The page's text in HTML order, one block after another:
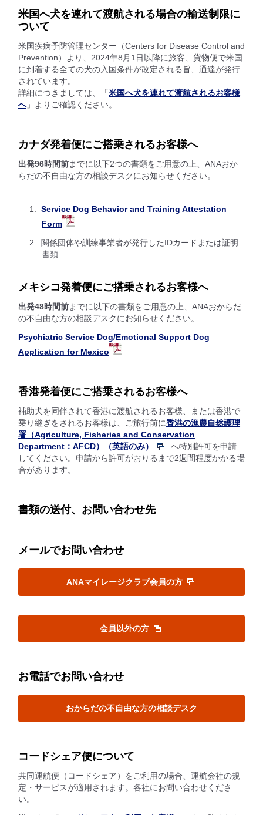
米国へ犬を連れて渡航される場合の輸送制限に
ついて
米国疾病予防管理センター（Centers for Disease Control and
Prevention）より、2024年8月1日以降に旅客、貨物便で米国
に到着する全ての犬の入国条件が改定される旨、通達が発行
されています。
詳細につきましては、「 米国へ犬を連れて渡航されるお客様
へ」よりご確認ください。
カナダ発着便にご搭乗されるお客様へ
出発96時間前までに以下2つの書類をご用意の上、ANAおか
らだの不自由な方の相談デスクにお知らせください。
Service Dog Behavior and Training Attestation
Form
関係団体や訓練事業者が発行したIDカードまたは証明
書類
メキシコ発着便にご搭乗されるお客様へ
出発48時間前までに以下の書類をご用意の上、ANAおからだ
の不自由な方の相談デスクにお知らせください。
Psychiatric Service Dog/Emotional Support Dog
Application for Mexico
香港発着便にご搭乗されるお客様へ
補助犬を同伴されて香港に渡航されるお客様、または香港で
乗り継ぎをされるお客様は、ご旅行前に香港の漁農自然護理
署（Agriculture, Fisheries and Conservation
Department：AFCD）（英語のみ）
へ特別許可を申請
してください。申請から許可がおりるまで2週間程度かかる場
合があります。
書類の送付、お問い合わせ先
メールでお問い合わせ
ANAマイレージクラブ会員の方
会員以外の方
お電話でお問い合わせ
おからだの不自由な方の相談デスク
コードシェア便について
共同運航便（コードシェア）をご利用の場合、運航会社の規
定・サービスが適用されます。各社にお問い合わせくださ
い。